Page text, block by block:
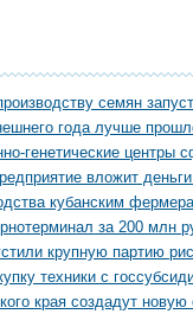
семян
года лучше
генетические
вложит
кубанским
за 200 млн
крупную партию
техники с
края создадут новую